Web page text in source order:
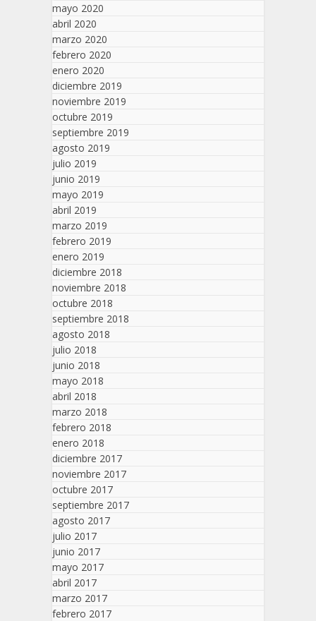
mayo 2020
abril 2020
marzo 2020
febrero 2020
enero 2020
diciembre 2019
noviembre 2019
octubre 2019
septiembre 2019
agosto 2019
julio 2019
junio 2019
mayo 2019
abril 2019
marzo 2019
febrero 2019
enero 2019
diciembre 2018
noviembre 2018
octubre 2018
septiembre 2018
agosto 2018
julio 2018
junio 2018
mayo 2018
abril 2018
marzo 2018
febrero 2018
enero 2018
diciembre 2017
noviembre 2017
octubre 2017
septiembre 2017
agosto 2017
julio 2017
junio 2017
mayo 2017
abril 2017
marzo 2017
febrero 2017